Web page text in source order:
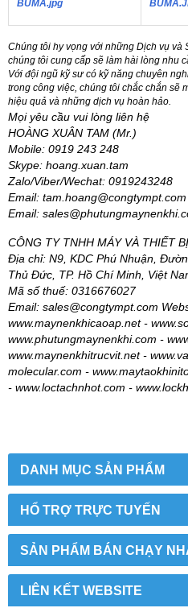
DANH MỤC SẢN PHẨM
HỔ TRỢ TRỰC TUYẾN
SẢN PHẨM BÁN CHẠY
LIÊN KẾT WEBSITE
Chúng tôi hy vọng với những Dịch vụ và
chúng tôi cung cấp sẽ làm hài lòng nhu
Với đội ngũ kỹ sư có kỹ năng chuyên
trong công việc, chúng tôi chắc chắn sẽ
hiệu quả và những dịch vụ hoàn hảo.
Mọi yêu cầu vui lòng liên hệ
HOÀNG XUÂN TAM (Mr.)
Mobile: 0919 243 248
Skype: hoang.xuan.tam
Zalo/Viber/Wechat: 0919243248
Email: tam.hoang@congtympt.com
Email:
CÔNG TY TNHH MÁY VÀ THIẾT
Địa chỉ: N9, KDC Phú Nhuận,
Thủ Đức, TP. Hồ Chí Minh, Việt
Mã số thuế: 0316676027
Email: sales@congtympt.com
www.maynenkhicaoap.net -
www.phutungmaynenkhi.com -
www.maynenkhitrucvit.net -
molecular.com -
- www.loctachnhot.com -